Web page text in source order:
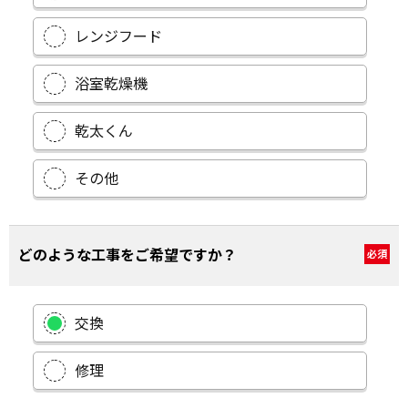
レンジフード
浴室乾燥機
乾太くん
その他
どのような工事をご希望ですか？ 必須
交換
修理